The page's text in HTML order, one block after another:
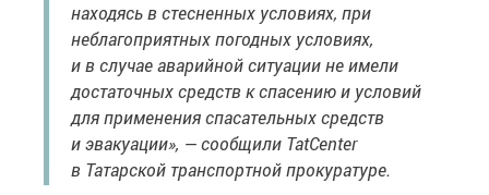
находясь в стесненных условиях, при
неблагоприятных погодных условиях,
и в случае аварийной ситуации не имели
достаточных средств к спасению и условий
для применения спасательных средств
и эвакуации», — сообщили TatCenter
в Татарской транспортной прокуратуре.